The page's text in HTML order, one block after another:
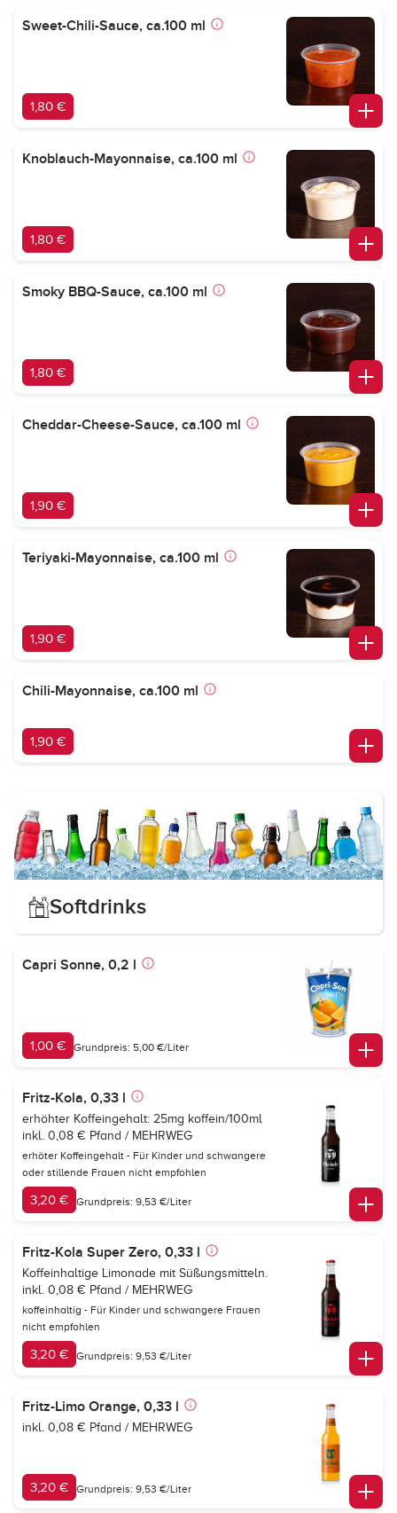
Sweet-Chili-Sauce, ca.100 ml
1,80 €
Knoblauch-Mayonnaise, ca.100 ml
1,80 €
Smoky BBQ-Sauce, ca.100 ml
1,80 €
Cheddar-Cheese-Sauce, ca.100 ml
1,90 €
Teriyaki-Mayonnaise, ca.100 ml
1,90 €
Chili-Mayonnaise, ca.100 ml
1,90 €
Softdrinks
Capri Sonne, 0,2 l
1,00 € Grundpreis: 5,00 €/Liter
Fritz-Kola, 0,33 l
erhöhter Koffeingehalt: 25mg koffein/100ml
inkl. 0,08 € Pfand / MEHRWEG
erhöter Koffeingehalt - Für Kinder und schwangere
oder stillende Frauen nicht empfohlen
3,20 € Grundpreis: 9,53 €/Liter
Fritz-Kola Super Zero, 0,33 l
Koffeinhaltige Limonade mit Süßungsmitteln.
inkl. 0,08 € Pfand / MEHRWEG
koffeinhaltig - Für Kinder und schwangere Frauen
nicht empfohlen
3,20 € Grundpreis: 9,53 €/Liter
Fritz-Limo Orange, 0,33 l
inkl. 0,08 € Pfand / MEHRWEG
3,20 € Grundpreis: 9,53 €/Liter